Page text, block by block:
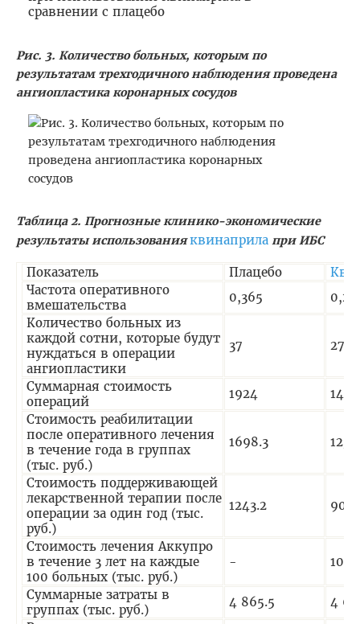
Рис. 3. Количество больных, которым по
результатам трехгодичного наблюдения проведена
ангиопластика коронарных сосудов
Таблица 2. Прогнозные клинико-экономические
результаты использованияквинаприла при ИБС
Показатель Плацебо
Частота оперативного
вмешательства
0,365
Количество больных из
каждой сотни, которые будут
нуждаться в операции
ангиопластики
37 27
Суммарная стоимость
операций
1924
1404
Стоимость реабилитации
после оперативного лечения
в течение года в группах
(тыс. руб.)
1698.3
Стоимость поддерживающей
лекарственной терапии после
операции за один год (тыс.
руб.)
1243.2
Стоимость лечения Аккупро
в течение 3 лет на каждые
100 больных (тыс. руб.)
- 1080
Суммарные затраты в
группах (тыс. руб.)
4 865.5
4